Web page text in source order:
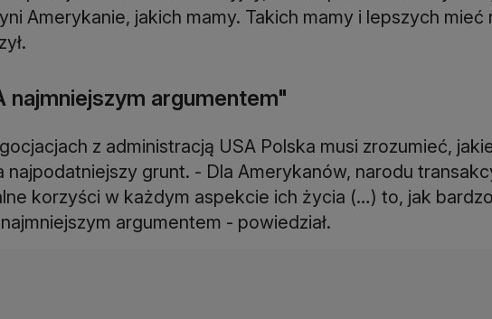
Amerykanie, jakich mamy. Takich mamy i lepszych mieć
najmniejszym argumentem"
z administracją USA Polska musi zrozumieć,
najpodatniejszy grunt. - Dla Amerykanów, narodu
korzyści w każdym aspekcie ich życia (…) to, jak
argumentem - powiedział.